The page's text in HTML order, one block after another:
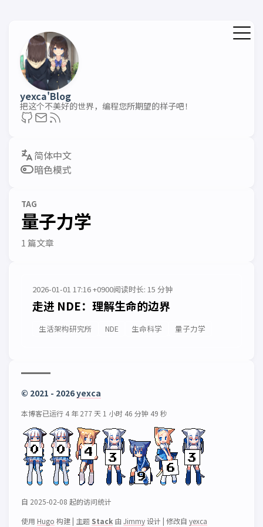
yexca'Blog
把这个不美好的世界，编程您所期望的样子吧！
暗色模式
TAG
量子力学
1 篇文章
2026-01-01 17:16 +0900阅读时长: 15 分钟
走进 NDE：理解生命的边界
生活架构研究所 NDE 生命科学 量子力学
© 2021 - 2026yexca
本博客已运行 4 年 277 天 1 小时 46 分钟 49 秒
自 2025-02-08 起的访问统计
使用 Hugo 构建 | 主题 Stack 由 Jimmy设计 | 修改自 yexca